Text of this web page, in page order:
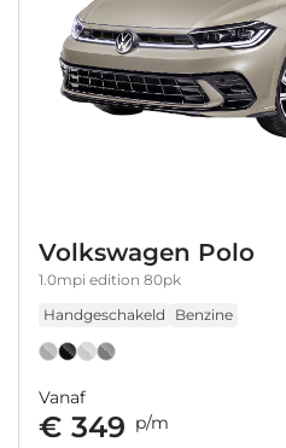
Volkswagen Polo
1.0mpi edition 80pk
Handgeschakeld
Benzine
Vanaf
€ 349 p/m